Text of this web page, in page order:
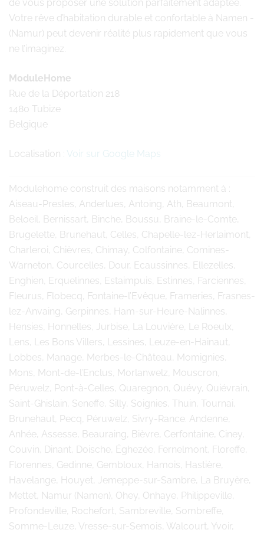
de vous proposer une solution parfaitement adaptée.
Votre rêve d’habitation durable et confortable à Namen -
(Namur) peut devenir réalité plus rapidement que vous
ne l’imaginez.
ModuleHome
Rue de la Déportation 218
1480 Tubize
Belgique
Localisation : Voir sur Google Maps
Modulehome construit des maisons notamment à :
Aiseau-Presles, Anderlues, Antoing, Ath, Beaumont,
Beloeil, Bernissart, Binche, Boussu, Braine-le-Comte,
Brugelette, Brunehaut, Celles, Chapelle-lez-Herlaimont,
Charleroi, Chièvres, Chimay, Colfontaine, Comines-
Warneton, Courcelles, Dour, Ecaussinnes, Ellezelles,
Enghien, Erquelinnes, Estaimpuis, Estinnes, Farciennes,
Fleurus, Flobecq, Fontaine-l’Evêque, Frameries, Frasnes-
lez-Anvaing, Gerpinnes, Ham-sur-Heure-Nalinnes,
Hensies, Honnelles, Jurbise, La Louvière, Le Roeulx,
Lens, Les Bons Villers, Lessines, Leuze-en-Hainaut,
Lobbes, Manage, Merbes-le-Château, Momignies,
Mons, Mont-de-l’Enclus, Morlanwelz, Mouscron,
Péruwelz, Pont-à-Celles, Quaregnon, Quévy, Quiévrain,
Saint-Ghislain, Seneffe, Silly, Soignies, Thuin, Tournai,
Brunehaut, Pecq, Péruwelz, Sivry-Rance. Andenne,
Anhée, Assesse, Beauraing, Bièvre, Cerfontaine, Ciney,
Couvin, Dinant, Doische, Éghezée, Fernelmont, Floreffe,
Florennes, Gedinne, Gembloux, Hamois, Hastière,
Havelange, Houyet, Jemeppe-sur-Sambre, La Bruyère,
Mettet, Namur (Namen), Ohey, Onhaye, Philippeville,
Profondeville, Rochefort, Sambreville, Sombreffe,
Somme-Leuze, Vresse-sur-Semois, Walcourt, Yvoir,